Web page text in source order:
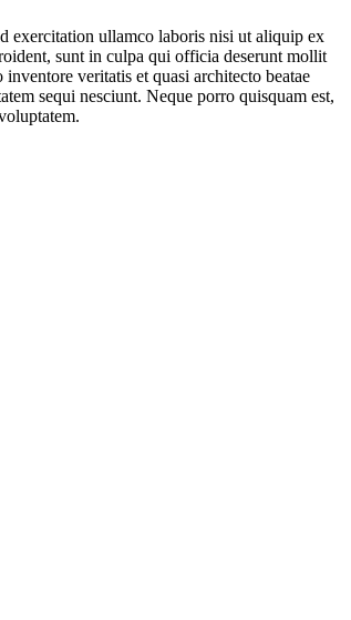
exercitation ullamco laboris nisi ut aliquip ex
sunt in culpa qui officia deserunt mollit
veritatis et quasi architecto beatae
sequi nesciunt. Neque porro quisquam est,